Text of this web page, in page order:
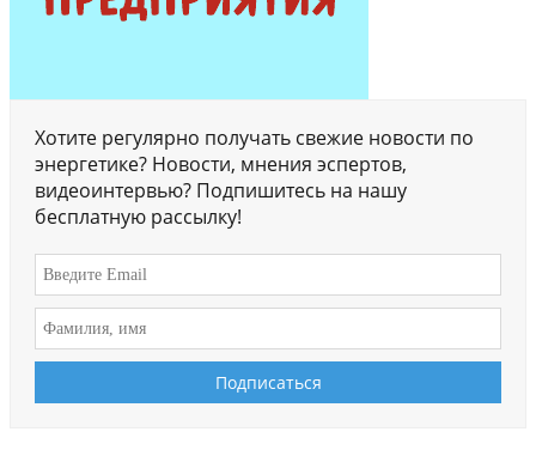
Хотите регулярно получать свежие новости по
энергетике? Новости, мнения эспертов,
видеоинтервью? Подпишитесь на нашу
бесплатную рассылку!